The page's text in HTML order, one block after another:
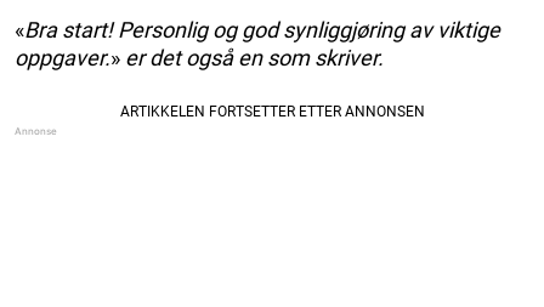
«Bra start! Personlig og god synliggjøring av viktige
oppgaver.» er det også en som skriver.